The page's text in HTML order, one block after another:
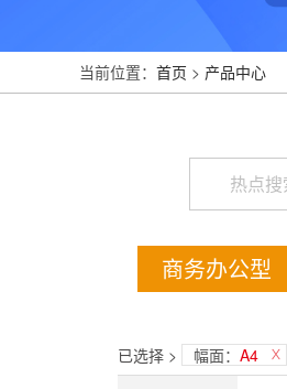
当前位置： 首页 > 产品中心
商务办公型
已选择 > 幅面： A4